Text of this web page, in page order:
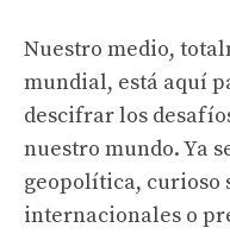
Nuestro medio,
mundial, está aquí
descifrar los
nuestro mundo. Ya
geopolítica, curioso
internacionales o